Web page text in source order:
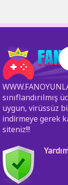
sınıflandırılmış
uygun, virüssüz
indirmeye gerek
siteniz!!!